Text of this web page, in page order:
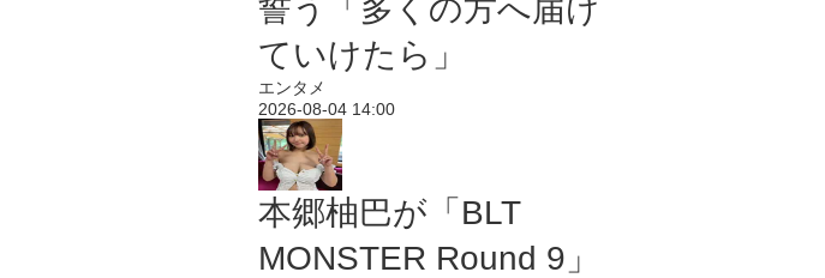
誓う「多くの方へ届け
ていけたら」
エンタメ
2026-08-04 14:00
本郷柚巴が「BLT
MONSTER Round 9」